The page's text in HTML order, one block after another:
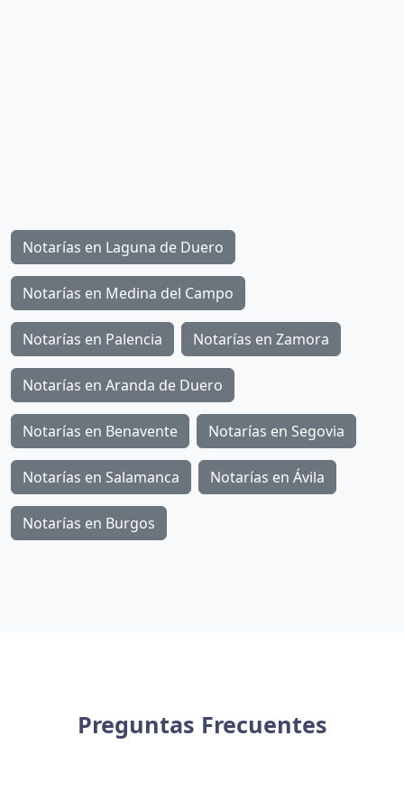
Notarías en Laguna de Duero
Notarías en Medina del Campo
Notarías en Palencia Notarías en Zamora
Notarías en Aranda de Duero
Notarías en Benavente Notarías en Segovia
Notarías en Salamanca Notarías en Ávila
Notarías en Burgos
Preguntas Frecuentes